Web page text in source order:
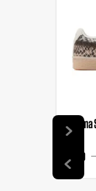
€ 99